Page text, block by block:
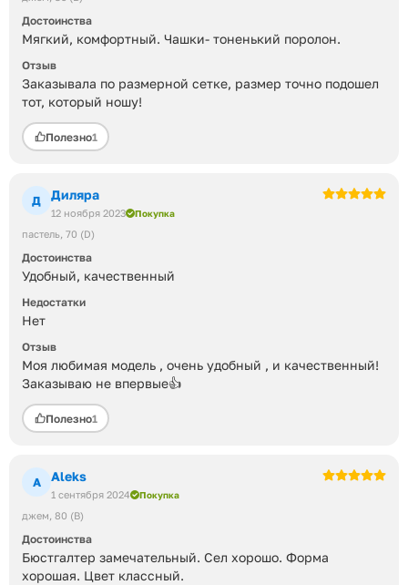
Достоинства
Мягкий, комфортный. Чашки- тоненький поролон.
Отзыв
Заказывала по размерной сетке, размер точно подошел
тот, который ношу!
Полезно1
Д Диляра
12 ноября 2023 Покупка
пастель 70 (D)
Достоинства
Удобный, качественный
Недостатки
Нет
Отзыв
Моя любимая модель , очень удобный , и качественный!
Заказываю не впервые👍
Полезно1
A Aleks
1 сентября 2024 Покупка
джем 80 (B)
Достоинства
Бюстгалтер замечательный. Сел хорошо. Форма
хорошая. Цвет классный.